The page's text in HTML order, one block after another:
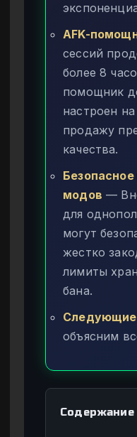
AFK-
сессий
более 8
помощник
настроен
продажу
качества.
модов —
для
могут
жестко
лимиты
бана.
Следующие
объясним
Содержание